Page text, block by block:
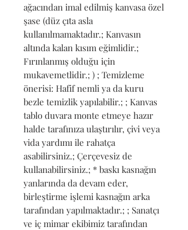
ağacından imal edilmiş kanvasa özel
şase (düz çıta asla
kullanılmamaktadır.; Kanvasın
altında kalan kısım eğimlidir.;
Fırınlanmış olduğu için
mukavemetlidir.; ) ; Temizleme
önerisi: Hafif nemli ya da kuru
bezle temizlik yapılabilir.; ; Kanvas
tablo duvara monte etmeye hazır
halde tarafınıza ulaştırılır, çivi veya
vida yardımı ile rahatça
asabilirsiniz.; Çerçevesiz de
kullanabilirsiniz.; * baskı kasnağın
yanlarında da devam eder,
birleştirme işlemi kasnağın arka
tarafından yapılmaktadır.; ; Sanatçı
ve iç mimar ekibimiz tarafından